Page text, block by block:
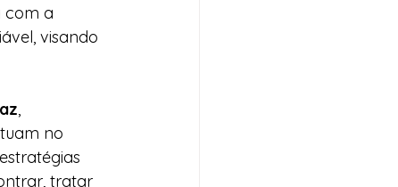
com a
visando
,
no
tratar